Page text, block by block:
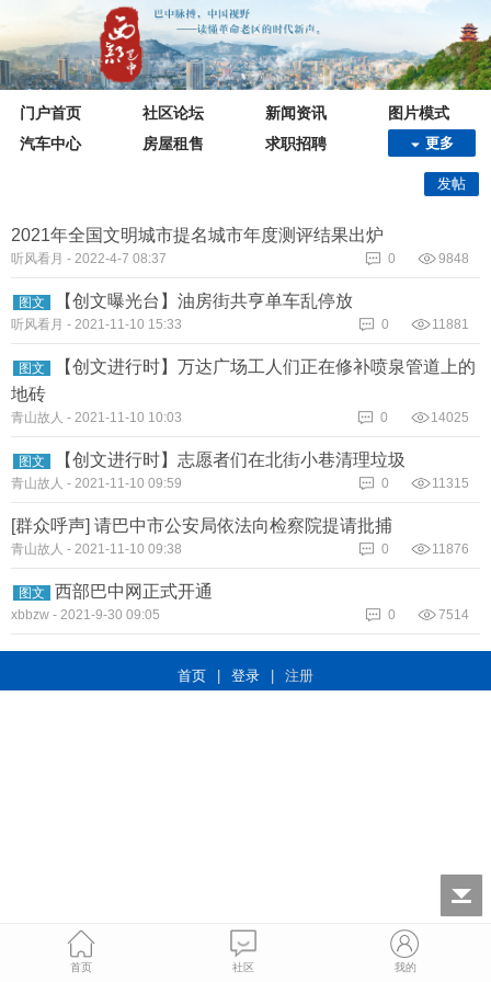
门户首页 社区论坛 新闻资讯
图片模式
汽车中心
房屋租售 求职招聘 更多
发帖
2021年全国文明城市提名城市年度测评结果出炉
听风看月 - 2022-4-7 08:37 9848
0
图文 【创文曝光台】油房街共亨单车乱停放
听风看月 - 2021-11-10 15:33 11881
0
图文
【创文进行时】万达广场工人们正在修补喷泉管道上的
地砖
青山故人 - 2021-11-10 10:03 14025
0
图文 【创文进行时】志愿者们在北街小巷清理垃圾
青山故人 - 2021-11-10 09:59 11315
0
[群众呼声] 请巴中市公安局依法向检察院提请批捕
青山故人 - 2021-11-10 09:38 11876
0
图文 西部巴中网正式开通
xbbzw - 2021-9-30 09:05 7514
0
首页 | 登录 | 注册
首页 社区 我的